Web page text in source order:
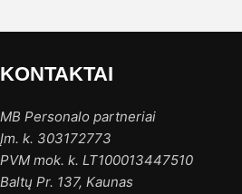
KONTAKTAI
MB Personalo partneriai
Įm. k. 303172773
PVM mok. k. LT100013447510
Baltų Pr. 137, Kaunas